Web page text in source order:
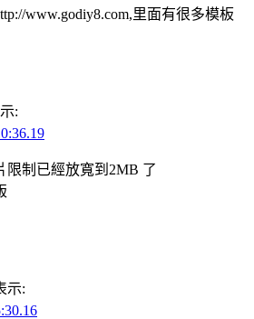
www.godiy8.com,里面有很多模板
:
限制已經放寬到2MB 了
示: